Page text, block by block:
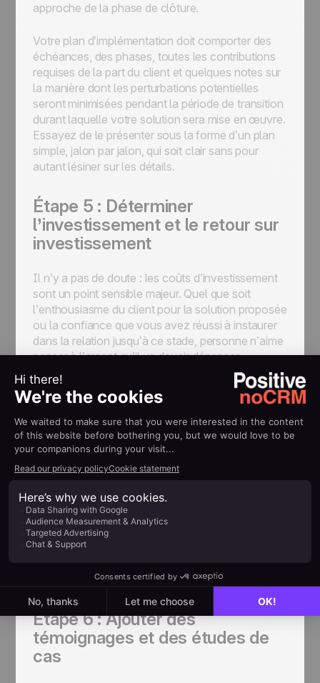
approche de la phase de clôture.
Votre plan d’implémentation doit comporter des
échéances, des phases, toutes les contributions
requises de la part du client et quelques notes sur
la manière dont les perturbations potentielles
seront minimisées pendant la période de transition
durant laquelle votre solution sera mise en œuvre.
Essayez de le présenter sous la forme d’un plan
simple, jalon par jalon, qui soit clair sans pour
autant lésiner sur les détails.
Étape 5 : Déterminer
l’investissement et le retour sur
investissement
Il n’y a pas de doute : les coûts d’investissement
sont un point sensible majeur. Quel que soit
l’enthousiasme du client pour la solution proposée
ou la confiance que vous avez réussi à instaurer
dans la relation jusqu’à ce stade, personne n’aime
penser à l’argent qu’il va devoir dépenser.
La clé pour franchir cette étape délicate de la
proposition est d’être aussi transparent que
possible. Dites les choses telles qu’elles sont,
sans les édulcorer et sans tourner autour du pot,
et votre client vous en sera reconnaissant. Un bon
moyen d’adoucir le choc sans perdre en
transparence est d’illustrer le retour sur
investissement potentiel.
Vous n’aurez pas l’impression que c’est de la
poudre aux yeux. Au contraire, vous donnerez
l’impression de vous concentrer sur les avantages
pour l’entreprise et sa situation particulière.
Étape 6 : Ajouter des
témoignages et des études de
cas